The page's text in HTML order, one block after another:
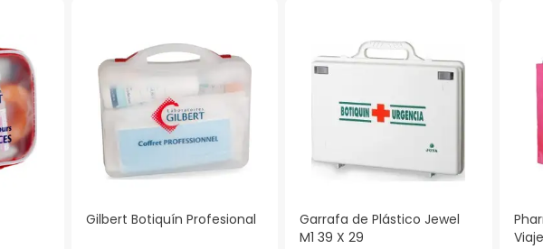
Gilbert Botiquín Profesional
Garrafa de Plástico Jewel
M1 39 X 29
Viaje